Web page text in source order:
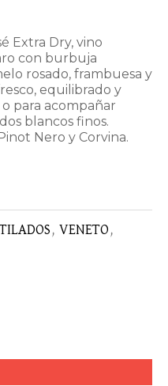
Extra Dry, vino
con burbuja
rosado, frambuesa y
equilibrado y
para acompañar
blancos finos.
Nero y Corvina.
, VENETO ,